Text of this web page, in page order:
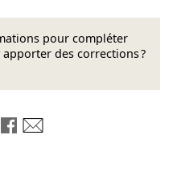
pour compléter
des corrections ?
sur LinkedIn
sur Mastodon
Partager sur Bluesky
Partager sur Facebook